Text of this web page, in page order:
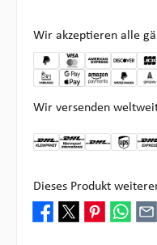
Wir akzeptieren alle
Wir versenden
Dieses Produkt